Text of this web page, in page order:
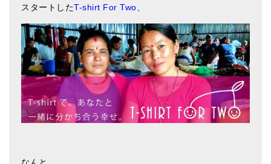
倍音呼吸法レッスン
オンラインショップ
カートを見る
商品一覧
アマナマナのシンギングボウル
チベット・シンギングボウル
スタートしたT-shirt For Two、